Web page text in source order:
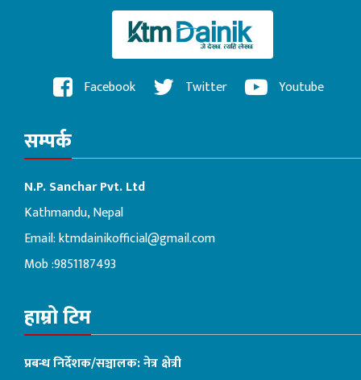
Facebook Twitter Youtube
सम्पर्क
N.P. Sanchar Pvt. Ltd
Kathmandu, Nepal
Email:ktmdainikofficial@gmail.com
Mob :9851187493
हाम्रो टिम
प्रबन्ध निर्देशक/सञ्चालक: नेत्र क्षेत्री